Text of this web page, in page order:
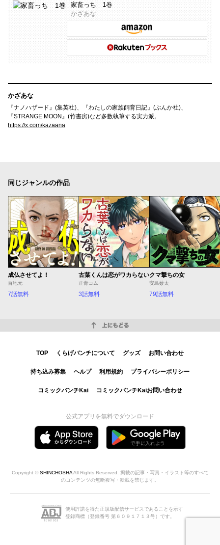
家畜っち 1巻
かざあな
かざあな
『ナノハザード』(集英社)、『わたしの家族飼育日記』(ぶんか社)、
『STRANGE MOON』(竹書房)など多数執筆する実力派。
https://x.com/kazaana
同じジャンルの作品
成仏させてよ！
百地元
7話無料
古葉くんは恋がワカらない
正青コム
3話無料
クマ撃ちの女
安島薮太
79話無料
TOP くらげバンチについて グッズ お問い合わせ
持ち込み募集 ヘルプ 利用規約 プライバシーポリシー
コミックバンチKai コミックバンチKaiお問い合わせ
公式アプリを無料でダウンロード
Copyright © SHINCHOSHAAll Rights Reserved. 掲載の記事・写真・イラスト等のすべて
のコンテンツの無断複写・転載を禁じます。
使用許諾を得た正規版配信サービスであることを示す
登録商標（登録番号 第６０９１７１３号）です。